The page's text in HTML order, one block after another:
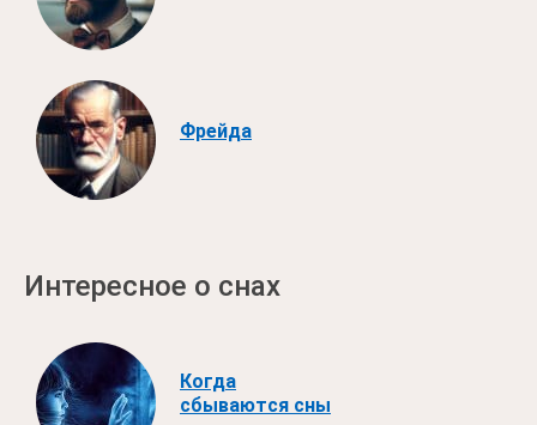
Фрейда
Интересное о снах
Когда
сбываются сны